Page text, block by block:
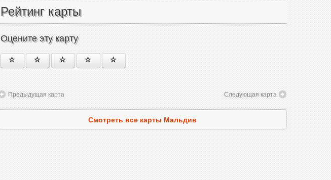
Рейтинг карты
Оцените эту карту
Предыдущая карта Следующая карта
Смотреть все карты Мальдив